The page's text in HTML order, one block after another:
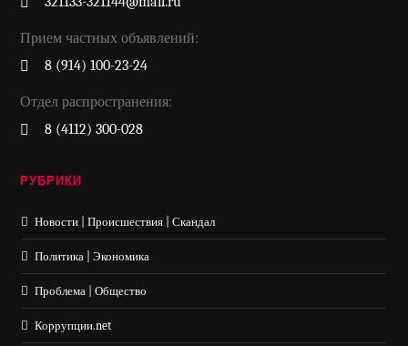
Прием частных объявлений:
8 (914) 100-23-24
Отдел распространения:
8 (4112) 300-028
РУБРИКИ
Новости | Происшествия | Скандал
Политика | Экономика
Проблема | Общество
Коррупции.net